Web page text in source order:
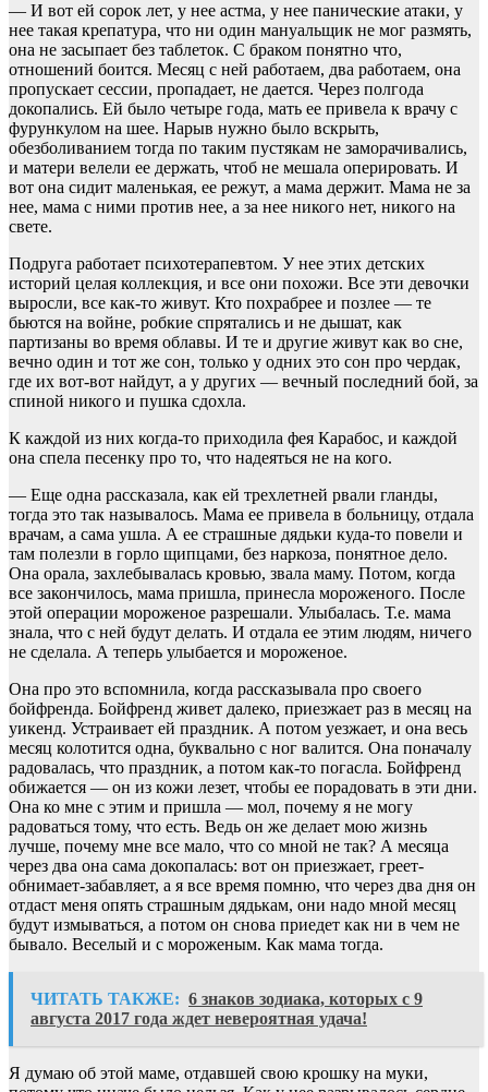
— И вот ей сорок лет, у нее астма, у нее панические атаки, у
нее такая крепатура, что ни один мануальщик не мог размять,
она не засыпает без таблеток. С браком понятно что,
отношений боится. Месяц с ней работаем, два работаем, она
пропускает сессии, пропадает, не дается. Через полгода
докопались. Ей было четыре года, мать ее привела к врачу с
фурункулом на шее. Нарыв нужно было вскрыть,
обезболиванием тогда по таким пустякам не заморачивались,
и матери велели ее держать, чтоб не мешала оперировать. И
вот она сидит маленькая, ее режут, а мама держит. Мама не за
нее, мама с ними против нее, а за нее никого нет, никого на
свете.
Подруга работает психотерапевтом. У нее этих детских
историй целая коллекция, и все они похожи. Все эти девочки
выросли, все как-то живут. Кто похрабрее и позлее — те
бьются на войне, робкие спрятались и не дышат, как
партизаны во время облавы. И те и другие живут как во сне,
вечно один и тот же сон, только у одних это сон про чердак,
где их вот-вот найдут, а у других — вечный последний бой, за
спиной никого и пушка сдохла.
К каждой из них когда-то приходила фея Карабос, и каждой
она спела песенку про то, что надеяться не на кого.
— Еще одна рассказала, как ей трехлетней рвали гланды,
тогда это так называлось. Мама ее привела в больницу, отдала
врачам, а сама ушла. А ее страшные дядьки куда-то повели и
там полезли в горло щипцами, без наркоза, понятное дело.
Она орала, захлебывалась кровью, звала маму. Потом, когда
все закончилось, мама пришла, принесла мороженого. После
этой операции мороженое разрешали. Улыбалась. Т.е. мама
знала, что с ней будут делать. И отдала ее этим людям, ничего
не сделала. А теперь улыбается и мороженое.
Она про это вспомнила, когда рассказывала про своего
бойфренда. Бойфренд живет далеко, приезжает раз в месяц на
уикенд. Устраивает ей праздник. А потом уезжает, и она весь
месяц колотится одна, буквально с ног валится. Она поначалу
радовалась, что праздник, а потом как-то погасла. Бойфренд
обижается — он из кожи лезет, чтобы ее порадовать в эти дни.
Она ко мне с этим и пришла — мол, почему я не могу
радоваться тому, что есть. Ведь он же делает мою жизнь
лучше, почему мне все мало, что со мной не так? А месяца
через два она сама докопалась: вот он приезжает, греет-
обнимает-забавляет, а я все время помню, что через два дня он
отдаст меня опять страшным дядькам, они надо мной месяц
будут измываться, а потом он снова приедет как ни в чем не
бывало. Веселый и с мороженым. Как мама тогда.
ЧИТАТЬ ТАКЖЕ: 6 знаков зодиака, которых с 9
августа 2017 года ждет невероятная удача!
Я думаю об этой маме, отдавшей свою крошку на муки,